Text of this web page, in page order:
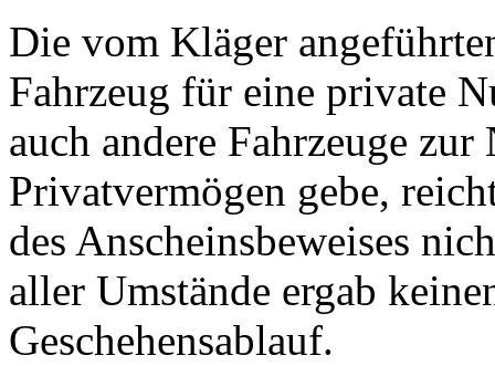
Die vom Kläger
Fahrzeug für eine private
auch andere Fahrzeuge
Privatvermögen gebe,
des Anscheinsbeweises
aller Umstände ergab
Geschehensablauf.